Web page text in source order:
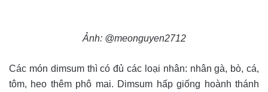
Ảnh: @meonguyen2712
Các món dimsum thì có đủ các loại nhân: nhân gà, bò, cá,
tôm, heo thêm phô mai. Dimsum hấp giống hoành thánh